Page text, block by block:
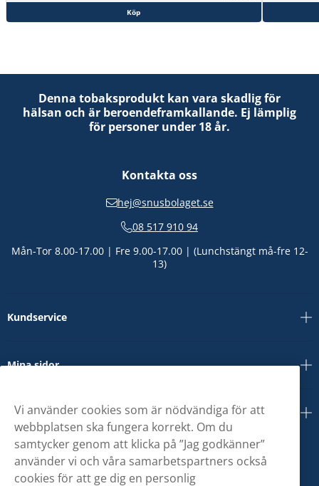
Köp
Denna tobaksprodukt kan vara skadlig för
hälsan och är beroendeframkallande. Ej lämplig
för personer under 18 år.
Kontakta oss
hej@snusbolaget.se
08 517 910 94
Mån-Tor 8.00-17.00 | Fre 9.00-17.00 | (Lunchstängt må-fre 12-
13)
Kundservice
Mina sidor
Om oss
Vi använder cookies som är nödvändiga för att
webbplatsen ska fungera korrekt. Om du
samtycker genom att klicka på ”Jag godkänner”
använder vi och våra samarbetspartners också
cookies för att ge dig en personlig